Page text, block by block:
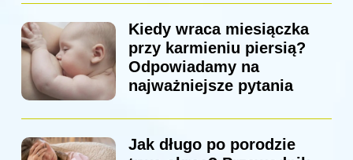
Kiedy wraca miesiączka
przy karmieniu piersią?
Odpowiadamy na
najważniejsze pytania
Jak długo po porodzie